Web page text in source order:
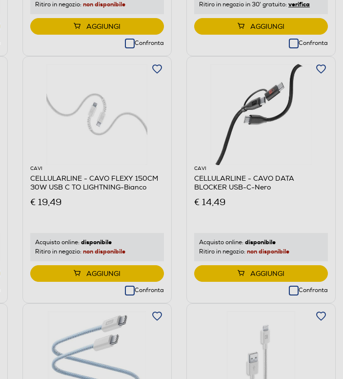
Ritiro in negozio: non disponibile
AGGIUNGI
Confronta
Ritiro in negozio in 30' gratuito: verifica
AGGIUNGI
Confronta
CAVI
CELLULARLINE - CAVO FLEXY 150CM
30W USB C TO LIGHTNING-Bianco
€ 19,49
Acquisto online: disponibile
Ritiro in negozio: non disponibile
AGGIUNGI
Confronta
CAVI
CELLULARLINE - CAVO DATA
BLOCKER USB-C-Nero
€ 14,49
Acquisto online: disponibile
Ritiro in negozio: non disponibile
AGGIUNGI
Confronta